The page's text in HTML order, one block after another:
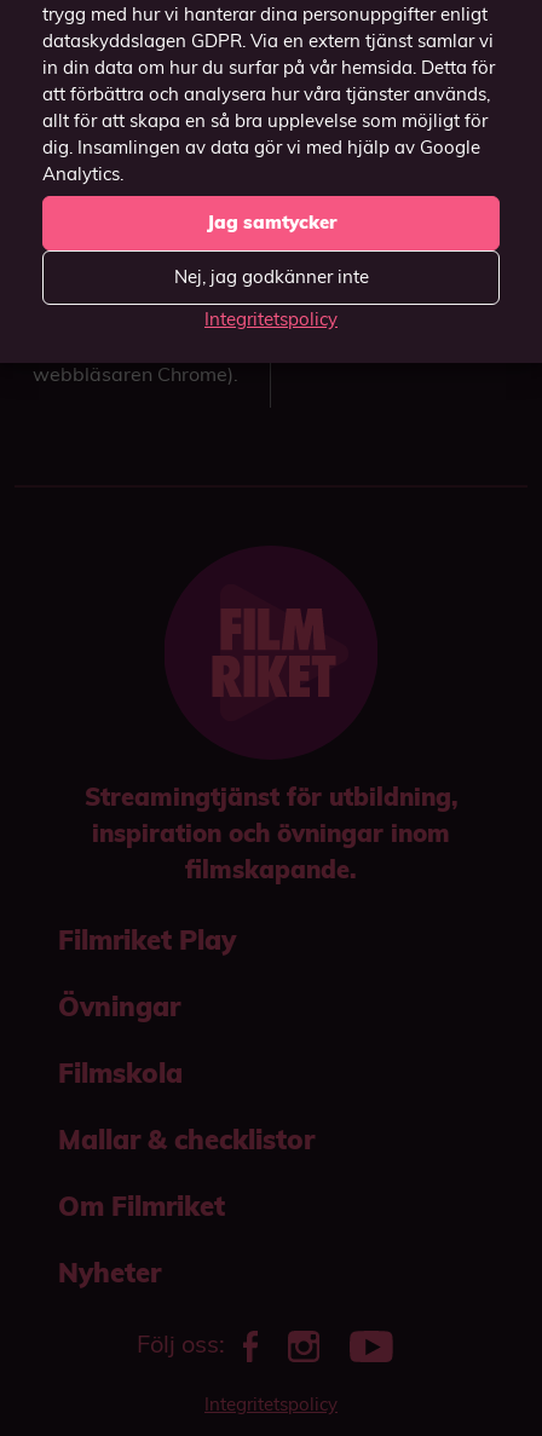
trygg med hur vi hanterar dina personuppgifter enligt
dataskyddslagen GDPR. Via en extern tjänst samlar vi
in din data om hur du surfar på vår hemsida. Detta för
att förbättra och analysera hur våra tjänster används,
allt för att skapa en så bra upplevelse som möjligt för
dig. Insamlingen av data gör vi med hjälp av Google
Analytics.
Jag samtycker
Nej, jag godkänner inte
Integritetspolicy
Har du en
Chromecast / Android
TV?
Casta över till TV:n
genom att
högerklicka på
videon och välj
"Casta" och välj
din enhet.
webbläsaren Chrome).
Har du en Apple TV?
Casta genom
knappen
på
videospelaren och
(Funkar endast i
webbläsaren Safari)
Streamingtjänst för utbildning,
inspiration och övningar inom
filmskapande.
Filmriket Play
Övningar
Filmskola
Mallar & checklistor
Om Filmriket
Nyheter
Följ oss:
Integritetspolicy